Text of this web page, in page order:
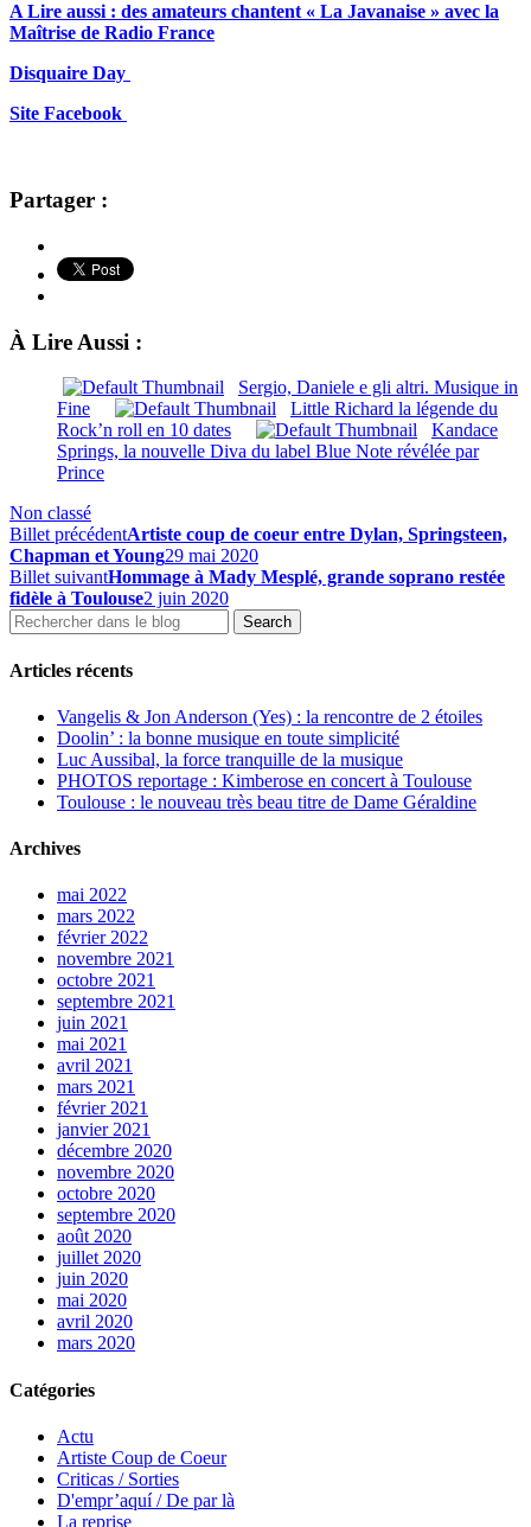
A Lire aussi : des amateurs chantent « La Javanaise » avec la
Maîtrise de Radio France
Disquaire Day
Site Facebook
Partager :
À Lire Aussi :
Sergio, Daniele e gli altri. Musique in
Fine
Little Richard la légende du
Rock’n roll en 10 dates
Kandace
Springs, la nouvelle Diva du label Blue Note révélée par
Prince
Non classé
Billet précédentArtiste coup de coeur entre Dylan, Springsteen,
Chapman et Young29 mai 2020
Billet suivantHommage à Mady Mesplé, grande soprano restée
fidèle à Toulouse2 juin 2020
Articles récents
Vangelis & Jon Anderson (Yes) : la rencontre de 2 étoiles
Doolin’ : la bonne musique en toute simplicité
Luc Aussibal, la force tranquille de la musique
PHOTOS reportage : Kimberose en concert à Toulouse
Toulouse : le nouveau très beau titre de Dame Géraldine
Archives
mai 2022
mars 2022
février 2022
novembre 2021
octobre 2021
septembre 2021
juin 2021
mai 2021
avril 2021
mars 2021
février 2021
janvier 2021
décembre 2020
novembre 2020
octobre 2020
septembre 2020
août 2020
juillet 2020
juin 2020
mai 2020
avril 2020
mars 2020
Catégories
Actu
Artiste Coup de Coeur
Criticas / Sorties
D'empr’aquí / De par là
La reprise